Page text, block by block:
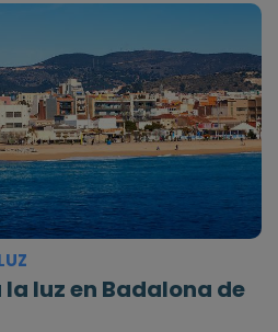
luz en Badalona de